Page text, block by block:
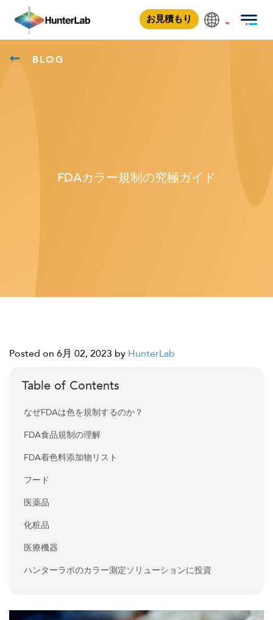
お見積もり
BLOG
FDAカラー規制の究極ガイド
Posted on 6月 02, 2023 by HunterLab
Table of Contents
なぜFDAは色を規制するのか？
FDA食品規制の理解
FDA着色料添加物リスト
フード
医薬品
化粧品
医療機器
ハンターラボのカラー測定ソリューションに投資